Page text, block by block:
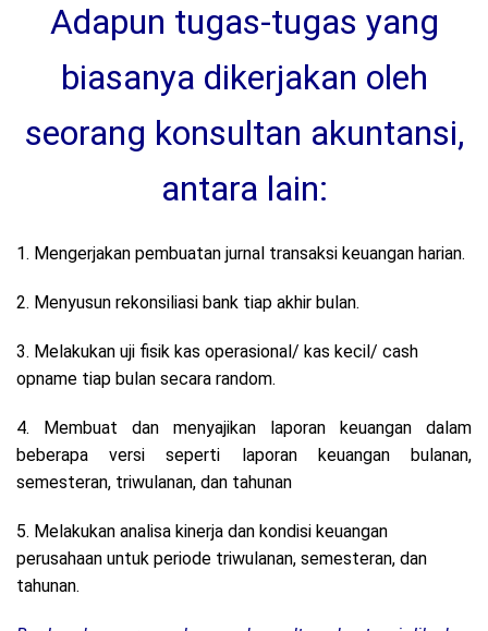
Adapun tugas-tugas yang
biasanya dikerjakan oleh
seorang konsultan akuntansi,
antara lain:
1. Mengerjakan pembuatan jurnal transaksi keuangan harian.
2. Menyusun rekonsiliasi bank tiap akhir bulan.
3. Melakukan uji fisik kas operasional/ kas kecil/ cash
opname tiap bulan secara random.
4. Membuat dan menyajikan laporan keuangan dalam
beberapa versi seperti laporan keuangan bulanan,
semesteran, triwulanan, dan tahunan
5. Melakukan analisa kinerja dan kondisi keuangan
perusahaan untuk periode triwulanan, semesteran, dan
tahunan.